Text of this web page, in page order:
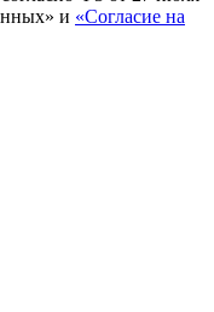
и «Согласие на